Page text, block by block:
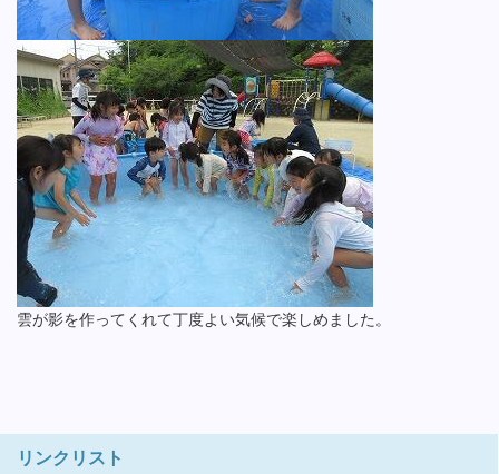
雲が影を作ってくれて丁度よい気候で楽しめました。
リンクリスト